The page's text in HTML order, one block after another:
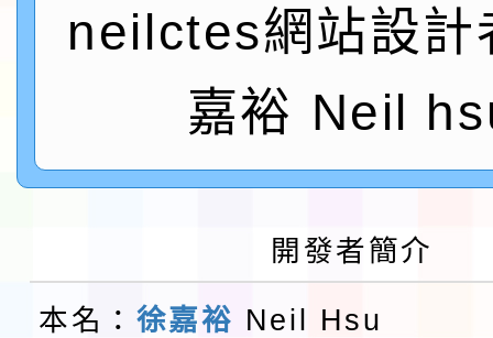
實施要點各1份
程
函轉國家通訊傳播委員
鎮韌性（防空）演習－
速演練執行計畫」
「115年金融知識線上
法」
本校115學年度第1學
第3次招考代課鐘點教
告(不再辦理後續甄選)
檢送「桃園市115學年
賽實施要點」1份
本市「115學年度學生
neilctes網站設計
嘉裕 Neil
開發者簡介
本名： 徐嘉裕 Neil Hsu